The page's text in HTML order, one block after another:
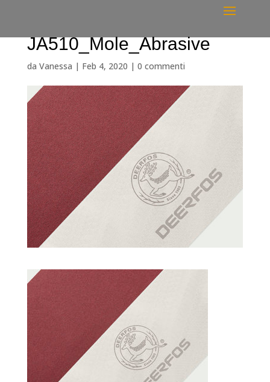
JA510_Mole_Abrasive
da Vanessa | Feb 4, 2020 | 0 commenti